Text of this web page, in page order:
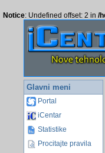
Notice: Undefined offset: 2 in /
Glavni meni
Portal
iCentar
Statistike
Procitajte pravila